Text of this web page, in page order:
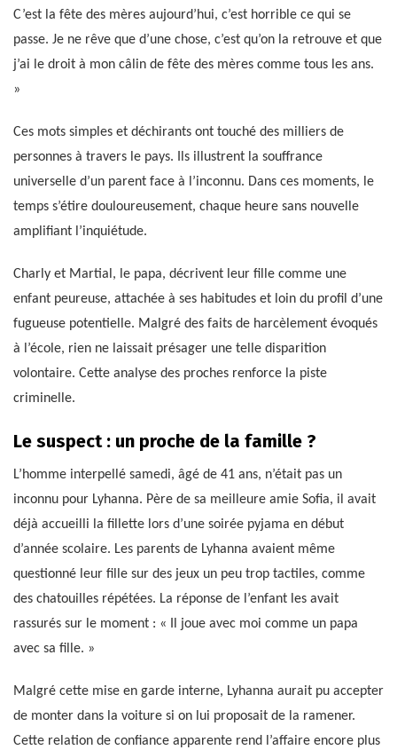
C’est la fête des mères aujourd’hui, c’est horrible ce qui se
passe. Je ne rêve que d’une chose, c’est qu’on la retrouve et que
j’ai le droit à mon câlin de fête des mères comme tous les ans.
»
Ces mots simples et déchirants ont touché des milliers de
personnes à travers le pays. Ils illustrent la souffrance
universelle d’un parent face à l’inconnu. Dans ces moments, le
temps s’étire douloureusement, chaque heure sans nouvelle
amplifiant l’inquiétude.
Charly et Martial, le papa, décrivent leur fille comme une
enfant peureuse, attachée à ses habitudes et loin du profil d’une
fugueuse potentielle. Malgré des faits de harcèlement évoqués
à l’école, rien ne laissait présager une telle disparition
volontaire. Cette analyse des proches renforce la piste
criminelle.
Le suspect : un proche de la famille ?
L’homme interpellé samedi, âgé de 41 ans, n’était pas un
inconnu pour Lyhanna. Père de sa meilleure amie Sofia, il avait
déjà accueilli la fillette lors d’une soirée pyjama en début
d’année scolaire. Les parents de Lyhanna avaient même
questionné leur fille sur des jeux un peu trop tactiles, comme
des chatouilles répétées. La réponse de l’enfant les avait
rassurés sur le moment : « Il joue avec moi comme un papa
avec sa fille. »
Malgré cette mise en garde interne, Lyhanna aurait pu accepter
de monter dans la voiture si on lui proposait de la ramener.
Cette relation de confiance apparente rend l’affaire encore plus